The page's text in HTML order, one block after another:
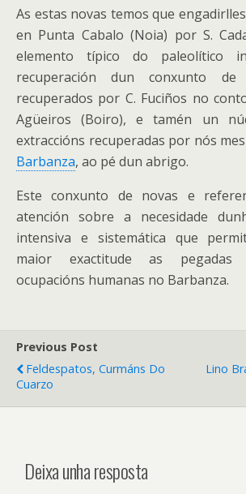
As estas novas temos que
en Punta Cabalo (Noia) por S.
elemento típico do paleolítico
recuperación dun conxunto de
recuperados por C. Fuciños no
Agüeiros (Boiro), e tamén un
extraccións recuperadas por nós
Barbanza, ao pé dun abrigo.
Este conxunto de novas e
atención sobre a necesidade
intensiva e sistemática que
maior exactitude as pegadas
ocupacións humanas no Barbanza.
Previous Post
Feldespatos, Curmáns Do
Cuarzo
Lino
Deixa unha resposta